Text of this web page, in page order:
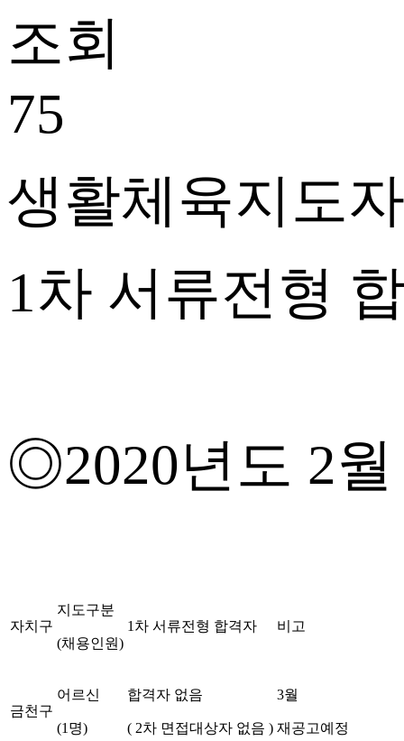
조회
75
생활체육지도
1차 서류전형
◎2020년도 2
자치구
지도구분
(채용인원)
1차 서류전형 합격자 비고
금천구
어르신
(1명)
합격자 없음
( 2차 면접대상자 없음 )
3월
재공고예정